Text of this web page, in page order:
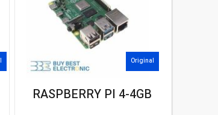
Original
RASPBERRY PI 4-4GB